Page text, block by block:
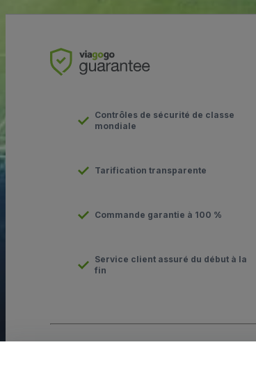
Contrôles de sécurité de classe
mondiale
Tarification transparente
Commande garantie à 100 %
Service client assuré du début à la
fin